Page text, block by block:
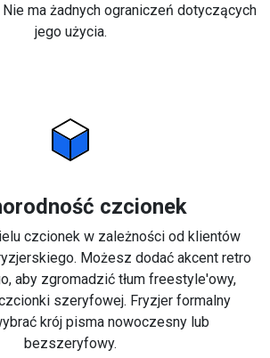
ma żadnych ograniczeń dotyczących
jego użycia.
czcionek
czcionek w zależności od klientów
Możesz dodać akcent retro
aby zgromadzić tłum freestyle'owy,
szeryfowej. Fryzjer formalny
krój pisma nowoczesny lub
bezszeryfowy.